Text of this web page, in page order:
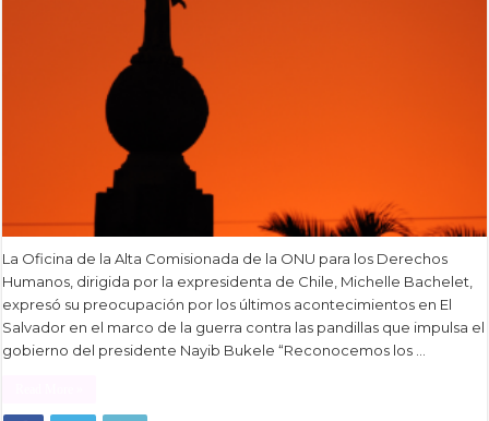
La Oficina de la Alta Comisionada de la ONU para los Derechos
Humanos, dirigida por la expresidenta de Chile, Michelle Bachelet,
expresó su preocupación por los últimos acontecimientos en El
Salvador en el marco de la guerra contra las pandillas que impulsa el
gobierno del presidente Nayib Bukele “Reconocemos los …